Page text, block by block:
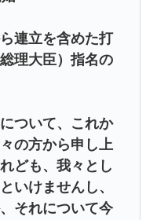
連立を含めた打
理大臣）指名の
ついて、これか
の方から申し上
ども、我々とし
いけませんし、
それについて今